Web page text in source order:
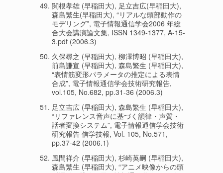
関根孝雄 (早稲田大), 足立吉広(早稲田大),
森島繁生(早稲田大), “リアルな頭部動作の
モデリング”, 電子情報通信学会2006 年総
合大会講演論文集, ISSN 1349-1377, A-15-
3.pdf (2006.3)
久保尋之 (早稲田大), 柳澤博昭 (早稲田大),
前島謙宣 (早稲田大), 森島繁生 (早稲田大),
“表情筋変形パラメータの推定による表情
合成”, 電子情報通信学会技術研究報告,
vol.105, No.682, pp.31-36 (2006.3)
足立吉広 (早稲田大), 森島繁生 (早稲田大),
“リファレンス音声に基づく韻律・声質・
話者変換システム”, 電子情報通信学会技術
研究報告 信学技報, Vol. 105, No.571,
pp.37-42 (2006.1)
風間祥介 (早稲田大), 杉崎英嗣 (早稲田大),
森島繁生 (早稲田大), “アニメ映像からの頭